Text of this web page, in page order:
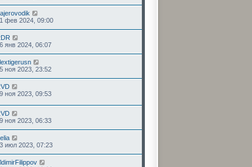
фев 2024, 09:00
янв 2024, 06:07
ноя 2023, 23:52
ноя 2023, 09:53
ноя 2023, 06:33
июл 2023, 07:23